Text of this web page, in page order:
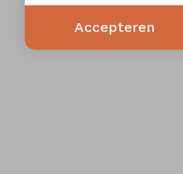
Terug
Accepteren